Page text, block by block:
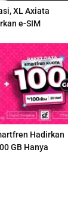
XL Axiata
e-SIM
Hadirkan
GB Hanya